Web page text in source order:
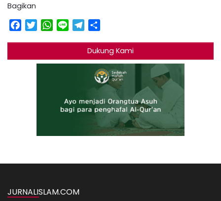
Bagikan
Facebook
TwitterWhatsApp
Line Telegram
Dukung Kami
JURNALISLAM.COM